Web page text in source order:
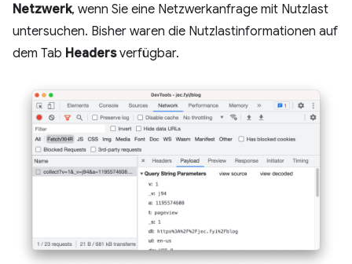
Netzwerk, wenn Sie eine Netzwerkanfrage mit Nutzlast
untersuchen. Bisher waren die Nutzlastinformationen auf
dem Tab Headersverfügbar.